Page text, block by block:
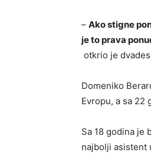
– Ako stigne
je to prava
otkrio je
Domeniko
Evropu, a sa
Sa 18 godina je
najbolji asistent